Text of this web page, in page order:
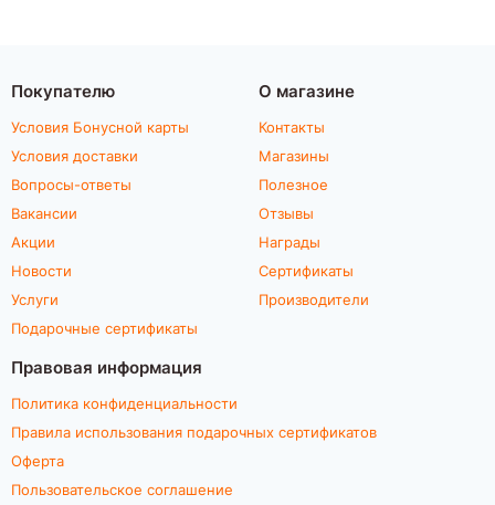
Покупателю
Условия Бонусной карты
Условия доставки
Вопросы-ответы
Вакансии
Акции
Новости
Услуги
Подарочные сертификаты
О магазине
Контакты
Магазины
Полезное
Отзывы
Награды
Сертификаты
Производители
Правовая информация
Политика конфиденциальности
Правила использования подарочных сертификатов
Оферта
Пользовательское соглашение